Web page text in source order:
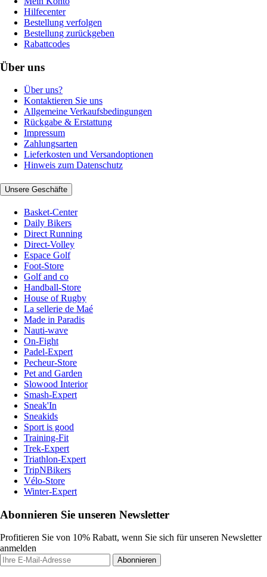
Hilfecenter
Bestellung verfolgen
Bestellung zurückgeben
Rabattcodes
Über uns
Über uns?
Kontaktieren Sie uns
Allgemeine Verkaufsbedingungen
Rückgabe & Erstattung
Impressum
Zahlungsarten
Lieferkosten und Versandoptionen
Hinweis zum Datenschutz
Unsere Geschäfte
Basket-Center
Daily Bikers
Direct Running
Direct-Volley
Espace Golf
Foot-Store
Golf and co
Handball-Store
House of Rugby
La sellerie de Maé
Made in Paradis
Nauti-wave
On-Fight
Padel-Expert
Pecheur-Store
Pet and Garden
Slowood Interior
Smash-Expert
Sneak'In
Sneakids
Sport is good
Training-Fit
Trek-Expert
Triathlon-Expert
TripNBikers
Vélo-Store
Winter-Expert
Abonnieren Sie unseren Newsletter
Profitieren Sie von 10% Rabatt, wenn Sie sich für unseren Newsletter
anmelden
Abonnieren